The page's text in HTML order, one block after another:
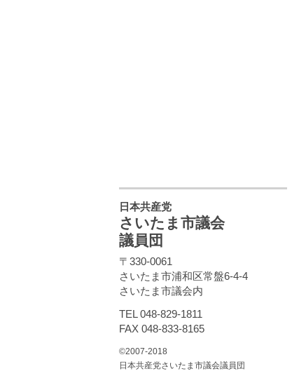
日本共産党
さいたま市議会
議員団
〒330-0061
さいたま市浦和区常盤6-4-4
さいたま市議会内
TEL 048-829-1811
FAX 048-833-8165
©2007-2018
日本共産党さいたま市議会議員団